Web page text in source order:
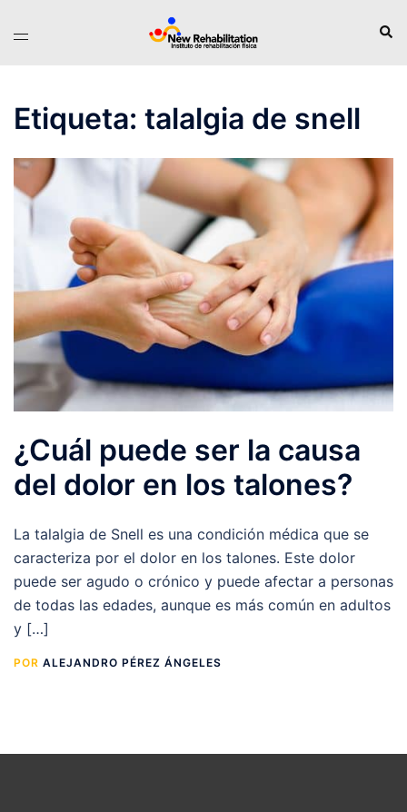
Alternar
Etiqueta: talalgia de snell
¿Cuál puede ser la causa
del dolor en los talones?
La talalgia de Snell es una condición médica que se
caracteriza por el dolor en los talones. Este dolor
puede ser agudo o crónico y puede afectar a personas
de todas las edades, aunque es más común en adultos
y […]
POR ALEJANDRO PÉREZ ÁNGELES